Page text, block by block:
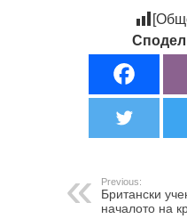
Previous:
Британски
началото на